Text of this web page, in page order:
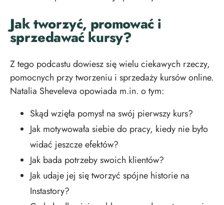
Jak tworzyć, promować i
sprzedawać kursy?
Z tego podcastu dowiesz się wielu ciekawych rzeczy,
pomocnych przy tworzeniu i sprzedaży kursów online.
Natalia Sheveleva opowiada m.in. o tym:
Skąd wzięła pomysł na swój pierwszy kurs?
Jak motywowała siebie do pracy, kiedy nie było
widać jeszcze efektów?
Jak bada potrzeby swoich klientów?
Jak udaje jej się tworzyć spójne historie na
Instastory?